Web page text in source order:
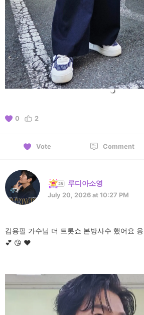
0 2
Vote Comment
루디아소영
July 20, 2026 at 10:27 PM
김용필 가수님 더 트롯쇼 본방사수 했어요
💕 😘 ❤️